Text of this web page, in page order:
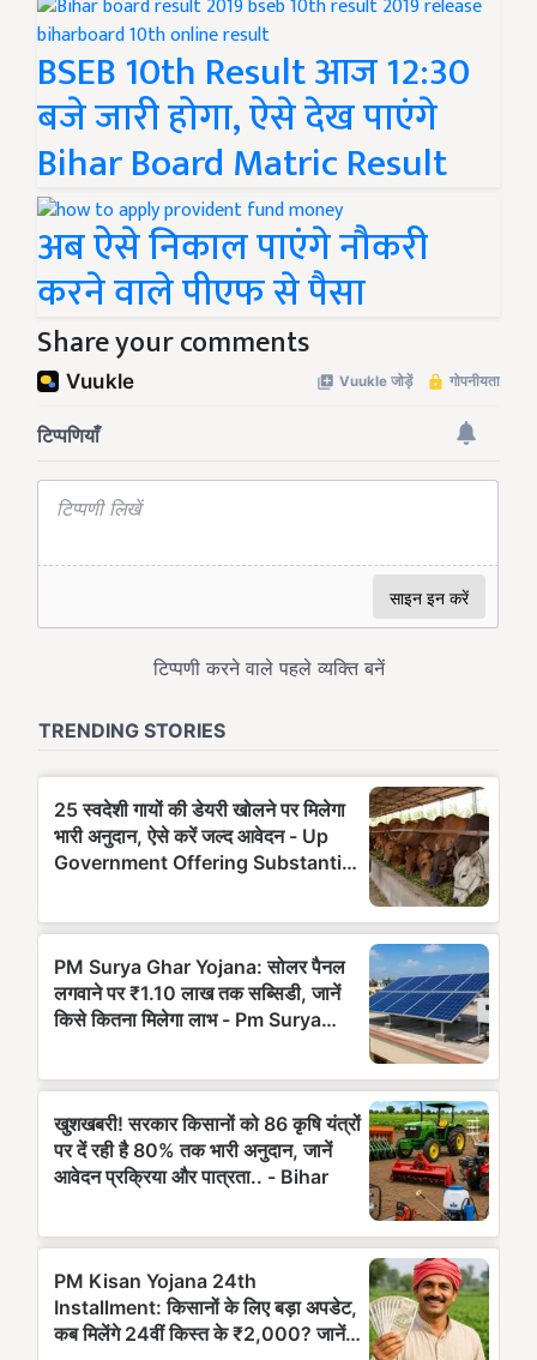
BSEB 10th Result आज 12:30
बजे जारी होगा, ऐसे देख पाएंगे
Bihar Board Matric Result
अब ऐसे निकाल पाएंगे नौकरी
करने वाले पीएफ से पैसा
Share your comments